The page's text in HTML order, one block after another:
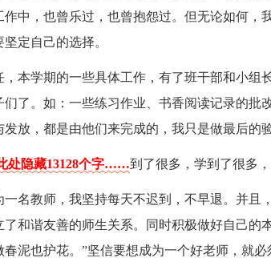
作中，也曾乐过，也曾抱怨过。但无论如何，
定自己的选择。
，本学期的一些具体工作，有了班干部和小组
们了。如：一些练习作业、书香阅读记录的批
发放，都是由他们来完成的，我只是做最后的
隐藏13128个字……到了很多，学到了很多
一名教师，我坚持每天不迟到，不早退。并且
了和谐友善的师生关系。同时积极做好自己的
春泥也护花。”坚信要想成为一个好老师，就